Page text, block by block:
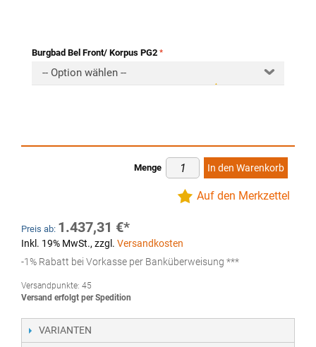
Burgbad Bel Front/ Korpus PG2
-- Option wählen --
Menge In den Warenkorb
Auf den Merkzettel
Preis ab: 1.437,31 €
Inkl. 19% MwSt., zzgl. Versandkosten
-1% Rabatt bei Vorkasse per Banküberweisung ***
Versandpunkte: 45
Versand erfolgt per Spedition
VARIANTEN